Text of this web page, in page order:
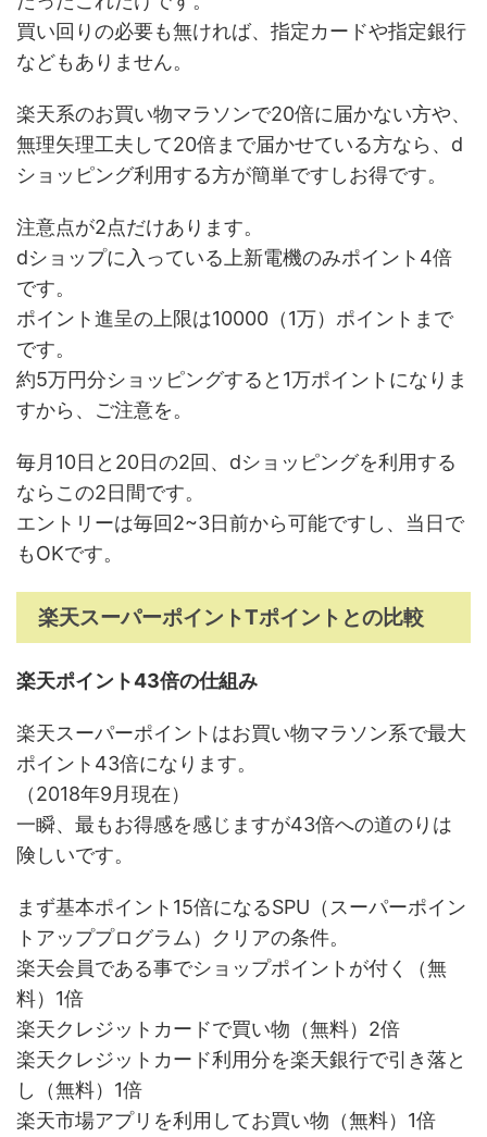
買い回りの必要も無ければ、指定カードや指定銀行
などもありません。
楽天系のお買い物マラソンで20倍に届かない方や、
無理矢理工夫して20倍まで届かせている方なら、d
ショッピング利用する方が簡単ですしお得です。
注意点が2点だけあります。
dショップに入っている上新電機のみポイント4倍
です。
ポイント進呈の上限は10000（1万）ポイントまで
です。
約5万円分ショッピングすると1万ポイントになりま
すから、ご注意を。
毎月10日と20日の2回、dショッピングを利用する
ならこの2日間です。
エントリーは毎回2~3日前から可能ですし、当日で
もOKです。
楽天スーパーポイントTポイントとの比較
楽天ポイント43倍の仕組み
楽天スーパーポイントはお買い物マラソン系で最大
ポイント43倍になります。
（2018年9月現在）
一瞬、最もお得感を感じますが43倍への道のりは
険しいです。
まず基本ポイント15倍になるSPU（スーパーポイン
トアッププログラム）クリアの条件。
楽天会員である事でショップポイントが付く（無
料）1倍
楽天クレジットカードで買い物（無料）2倍
楽天クレジットカード利用分を楽天銀行で引き落と
し（無料）1倍
楽天市場アプリを利用してお買い物（無料）1倍